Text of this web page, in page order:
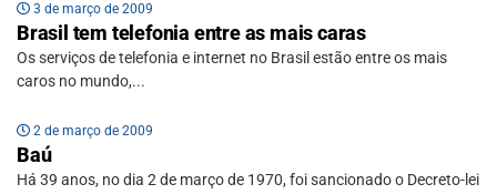
3 de março de 2009
Brasil tem telefonia entre as mais caras
Os serviços de telefonia e internet no Brasil estão entre os mais
caros no mundo,...
2 de março de 2009
Baú
Há 39 anos, no dia 2 de março de 1970, foi sancionado o Decreto-lei